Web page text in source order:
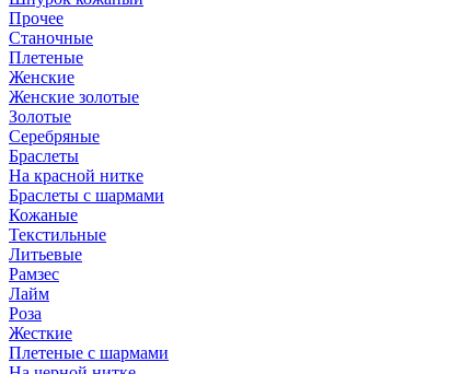
Прочее
Станочные
Плетеные
Женские
Женские золотые
Золотые
Серебряные
Браслеты
На красной нитке
Браслеты с шармами
Кожаные
Текстильные
Литьевые
Рамзес
Лайм
Роза
Жесткие
Плетеные с шармами